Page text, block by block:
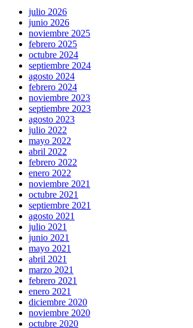
julio 2026
junio 2026
noviembre 2025
febrero 2025
octubre 2024
septiembre 2024
agosto 2024
febrero 2024
noviembre 2023
septiembre 2023
agosto 2023
julio 2022
mayo 2022
abril 2022
febrero 2022
enero 2022
noviembre 2021
octubre 2021
septiembre 2021
agosto 2021
julio 2021
junio 2021
mayo 2021
abril 2021
marzo 2021
febrero 2021
enero 2021
diciembre 2020
noviembre 2020
octubre 2020